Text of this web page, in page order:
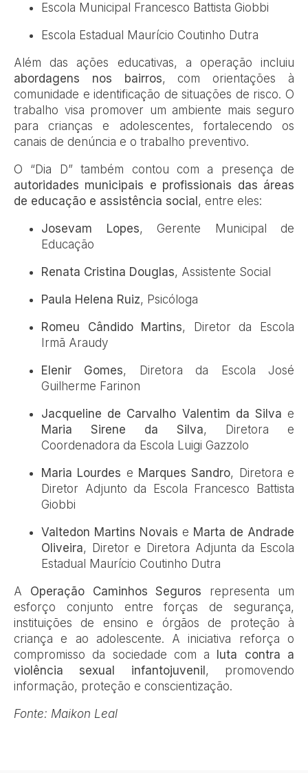
Escola Municipal Francesco Battista Giobbi
Escola Estadual Maurício Coutinho Dutra
Além das ações educativas, a operação incluiu
abordagens nos bairros, com orientações à
comunidade e identificação de situações de risco. O
trabalho visa promover um ambiente mais seguro
para crianças e adolescentes, fortalecendo os
canais de denúncia e o trabalho preventivo.
O “Dia D” também contou com a presença de
autoridades municipais e profissionais das áreas
de educação e assistência social , entre eles:
Josevam Lopes, Gerente Municipal de
Educação
Renata Cristina Douglas, Assistente Social
Paula Helena Ruiz, Psicóloga
Romeu Cândido Martins, Diretor da Escola
Irmã Araudy
Elenir Gomes, Diretora da Escola José
Guilherme Farinon
Jacqueline de Carvalho Valentim da Silva e
Maria Sirene da Silva, Diretora e
Coordenadora da Escola Luigi Gazzolo
Maria Lourdes e Marques Sandro, Diretora e
Diretor Adjunto da Escola Francesco Battista
Giobbi
Valtedon Martins Novais e Marta de Andrade
Oliveira, Diretor e Diretora Adjunta da Escola
Estadual Maurício Coutinho Dutra
A Operação Caminhos Seguros representa um
esforço conjunto entre forças de segurança,
instituições de ensino e órgãos de proteção à
criança e ao adolescente. A iniciativa reforça o
compromisso da sociedade com a
luta contra a
violência sexual infantojuvenil , promovendo
informação, proteção e conscientização.
Fonte: Maikon Leal